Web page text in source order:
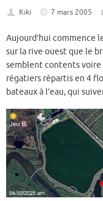
Kiki 7 mars 2005
Aujourd’hui commence
sur la rive ouest que le
semblent contents voire
régatiers répartis en 4
bateaux à l’eau, qui